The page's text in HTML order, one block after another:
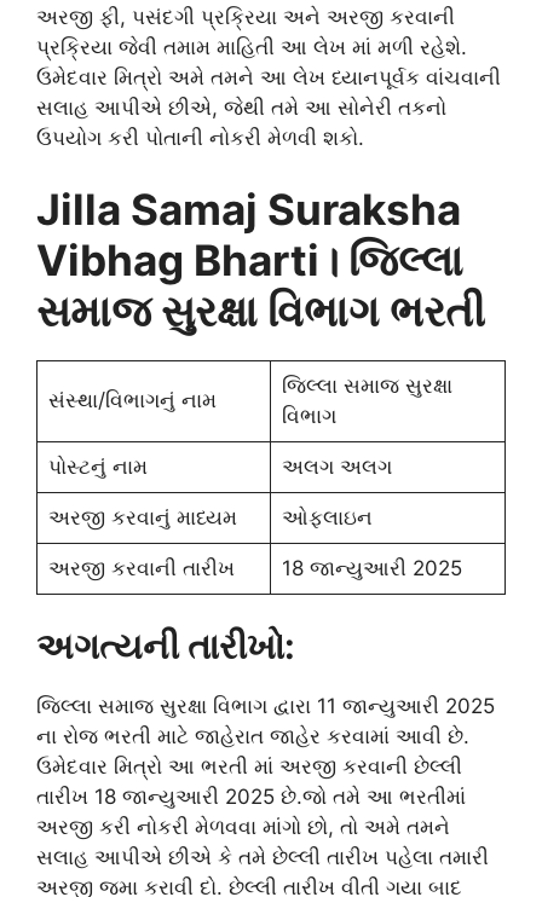
અરજી ફી, પસંદગી પ્રક્રિયા અને અરજી કરવાની
પ્રક્રિયા જેવી તમામ માહિતી આ લેખ માં મળી રહેશે.
ઉમેદવાર મિત્રો અમે તમને આ લેખ ધ્યાનપૂર્વક વાંચવાની
સલાહ આપીએ છીએ, જેથી તમે આ સોનેરી તકનો
ઉપયોગ કરી પોતાની નોકરી મેળવી શકો.
Jilla Samaj Suraksha
Vibhag Bharti । જિલ્લા
સમાજ સુરક્ષા વિભાગ ભરતી
સંસ્થા/વિભાગનું નામ
જિલ્લા સમાજ સુરક્ષા
વિભાગ
પોસ્ટનું નામ અલગ અલગ
અરજી કરવાનું માધ્યમ ઓફલાઇન
અરજી કરવાની તારીખ 18 જાન્યુઆરી 2025
અગત્યની તારીખો:
જિલ્લા સમાજ સુરક્ષા વિભાગ દ્વારા 11 જાન્યુઆરી 2025
ના રોજ ભરતી માટે જાહેરાત જાહેર કરવામાં આવી છે.
ઉમેદવાર મિત્રો આ ભરતી માં અરજી કરવાની છેલ્લી
તારીખ 18 જાન્યુઆરી 2025 છે.જો તમે આ ભરતીમાં
અરજી કરી નોકરી મેળવવા માંગો છો, તો અમે તમને
સલાહ આપીએ છીએ કે તમે છેલ્લી તારીખ પહેલા તમારી
અરજી જમા કરાવી દો. છેલ્લી તારીખ વીતી ગયા બાદ